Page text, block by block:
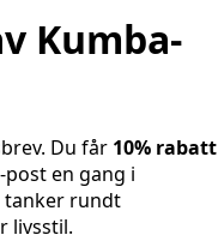
Kumba-
Du får 10% rabatt
en gang i
tanker rundt
livsstil.